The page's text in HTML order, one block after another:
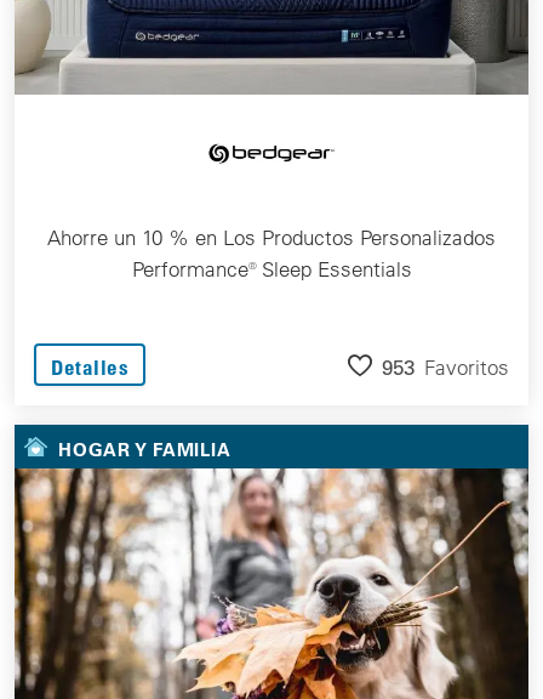
Ahorre un 10 % en Los Productos Personalizados
Performance® Sleep Essentials
Detalles 953 Favoritos
HOGAR Y FAMILIA